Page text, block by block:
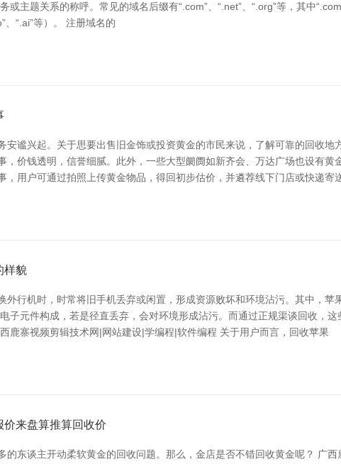
主题关系的称呼。常见的域名后缀有“.com”、“.net”、“.org”等，其中
、“.ai”等）。 注册域名的
谧兴起。关于思要出售旧金饰或投资黄金的市民来说，了解可靠的回收地
价钱透明，信誉细腻。此外，一些大型阛阓如新齐会、万达广场也设有
用户可通过拍照上传黄金物品，得回初步估价，并遴荐线下门店或快递寄
样貌
行机时，时常将旧手机丢弃或闲置，形成资源败坏和环境沾污。其中，
子元件构成，若是径直丢弃，会对环境形成沾污。而通过正规渠谈回收，
鹿寨视频剪辑技术网|网站建设|学编程|软件编程 关于用户而言，回收苹果
来盘算推算回收价
东谈主开动柔软黄金的回收问题。那么，金店是否不错回收黄金呢？ 广